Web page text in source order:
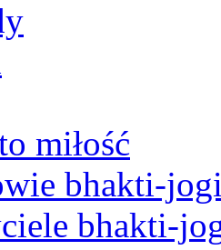
miłość
bhakti-
bhakti-